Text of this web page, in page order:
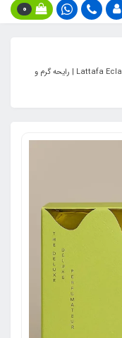
0
ادکلن اکلایر پیستاچو لطافه ۱۰۰ میل | Lattafa Eclaire Pistache | رایحه گرم و